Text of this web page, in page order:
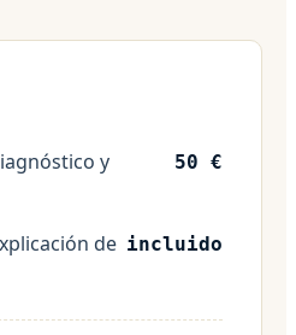
y
50 €
de incluido